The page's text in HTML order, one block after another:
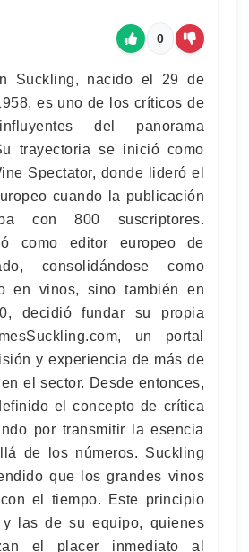
0
Suckling, nacido el 29 de
es uno de los críticos de
del panorama
trayectoria se inició como
Spectator, donde lideró el
cuando la publicación
con 800 suscriptores.
como editor europeo de
consolidándose como
en vinos, sino también en
decidió fundar su propia
un portal
y experiencia de más de
el sector. Desde entonces,
el concepto de crítica
por transmitir la esencia
de los números. Suckling
que los grandes vinos
el tiempo. Este principio
las de su equipo, quienes
el placer inmediato al